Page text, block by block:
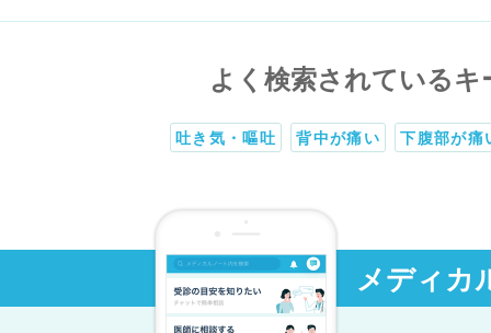
よく検索されているキ
吐き気・嘔吐 背中が痛い 下腹部が痛
メディカ